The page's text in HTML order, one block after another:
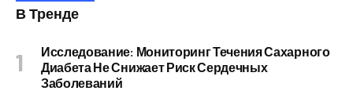
В Тренде
Исследование: Мониторинг Течения Сахарного
Диабета Не Снижает Риск Сердечных
Заболеваний